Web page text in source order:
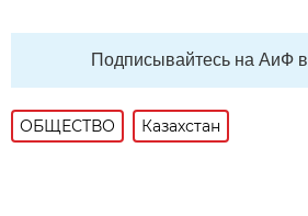
Подписывайтесь на АиФ в
ОБЩЕСТВО Казахстан